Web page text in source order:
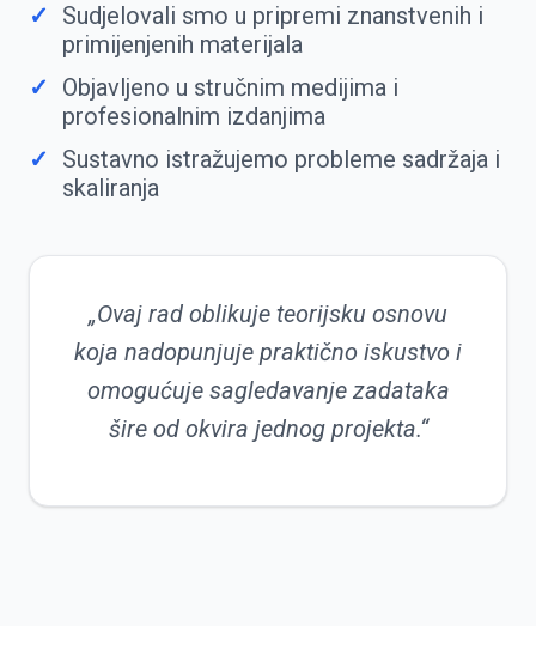
Sudjelovali smo u pripremi znanstvenih i
primijenjenih materijala
Objavljeno u stručnim medijima i
profesionalnim izdanjima
Sustavno istražujemo probleme sadržaja i
skaliranja
„Ovaj rad oblikuje teorijsku osnovu
koja nadopunjuje praktično iskustvo i
omogućuje sagledavanje zadataka
šire od okvira jednog projekta.“